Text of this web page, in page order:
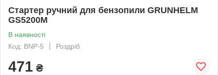
Стартер ручний для бензопили GRUNHELM
GS5200М
В наявності
Код: BNP-5
Роздріб
471 ₴